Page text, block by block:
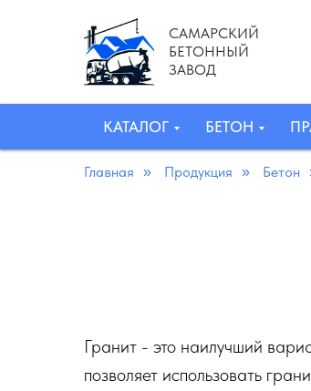
САМАРСКИЙ
БЕТОННЫЙ
ЗАВОД
КАТАЛОГ БЕТОН
Главная » Продукция » Бетон
Гранит - это наилучший
позволяет использовать